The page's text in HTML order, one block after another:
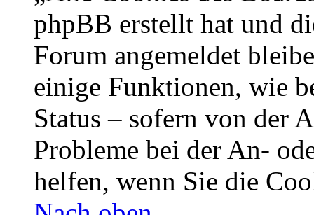
phpBB erstellt hat und
Forum angemeldet
einige Funktionen, wie
Status – sofern von der
Probleme bei der An-
helfen, wenn Sie die